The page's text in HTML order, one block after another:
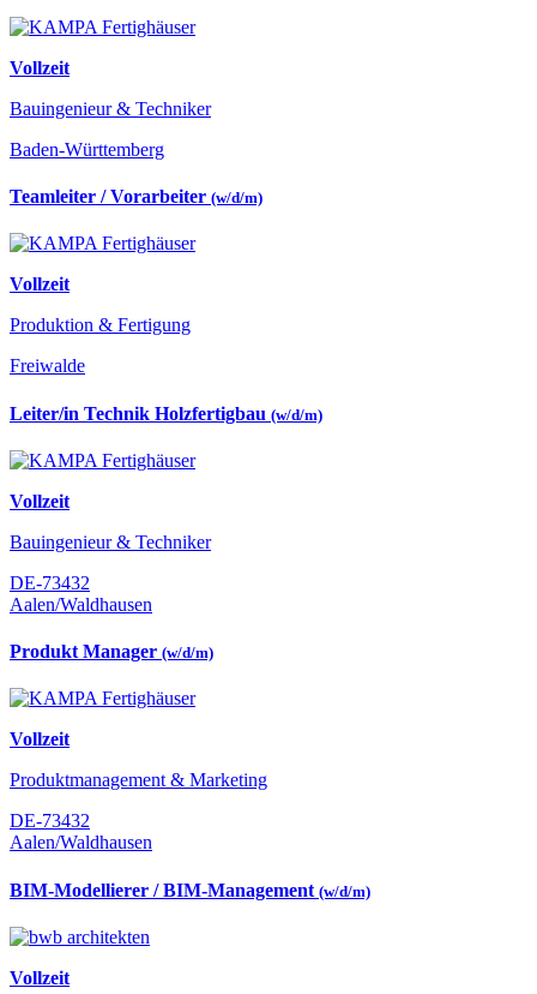
Vollzeit
Bauingenieur & Techniker
Baden-Württemberg
Teamleiter / Vorarbeiter (w/d/m)
Vollzeit
Produktion & Fertigung
Freiwalde
Leiter/in Technik Holzfertigbau (w/d/m)
Vollzeit
Bauingenieur & Techniker
DE-73432
Aalen/Waldhausen
Produkt Manager (w/d/m)
Vollzeit
Produktmanagement & Marketing
DE-73432
Aalen/Waldhausen
BIM-Modellierer / BIM-Management (w/d/m)
Vollzeit